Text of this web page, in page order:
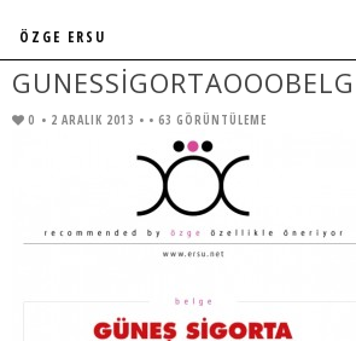
0 • 2 ARALIK 2013 • • 63 GÖRÜNTÜLEME
ÖZGE ERSU